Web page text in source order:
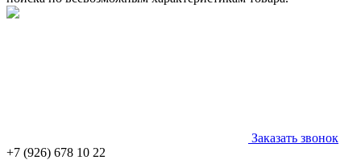
Заказать звонок
+7 (926) 678 10 22